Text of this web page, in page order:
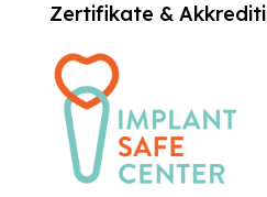
Zertifikate &